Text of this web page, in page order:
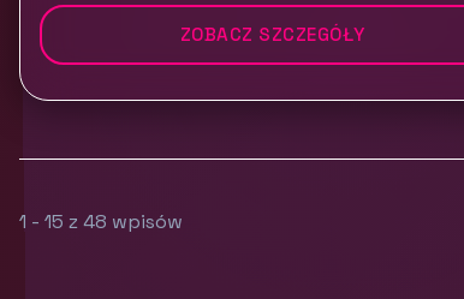
ZOBACZ SZCZEGÓŁY
1 - 15 z 48 wpisów